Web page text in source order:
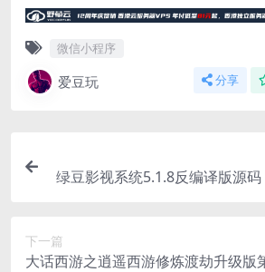
微信小程序
爱豆玩 分享
绿豆影视系统5.1.8反编译版源
下一篇
大话西游之逍遥西游修炼渡劫升级版